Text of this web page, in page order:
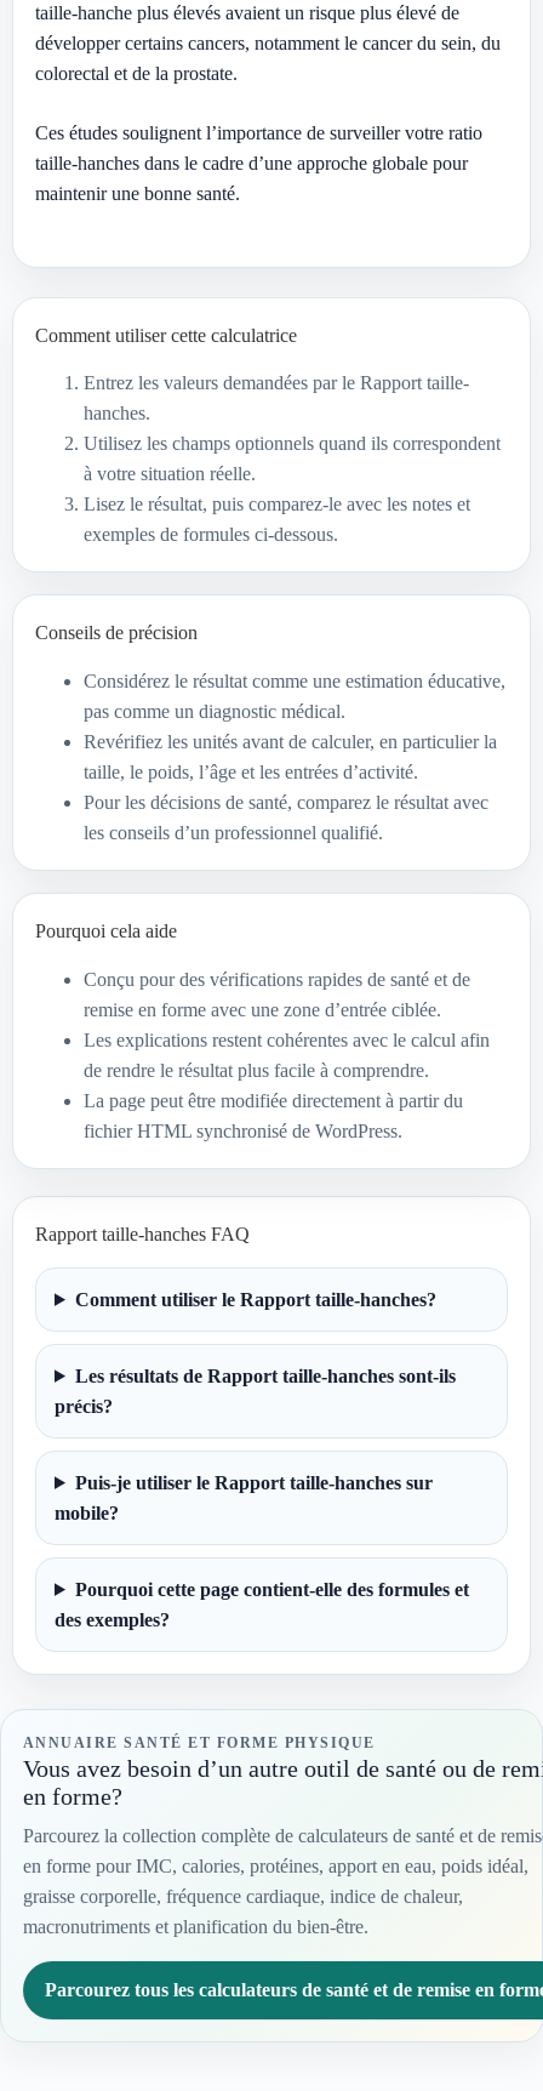
taille-hanche plus élevés avaient un risque plus élevé de
développer certains cancers, notamment le cancer du sein, du
colorectal et de la prostate.
Ces études soulignent l’importance de surveiller votre ratio
taille-hanches dans le cadre d’une approche globale pour
maintenir une bonne santé.
Comment utiliser cette calculatrice
Entrez les valeurs demandées par le Rapport taille-
hanches.
Utilisez les champs optionnels quand ils correspondent
à votre situation réelle.
Lisez le résultat, puis comparez-le avec les notes et
exemples de formules ci-dessous.
Conseils de précision
Considérez le résultat comme une estimation éducative,
pas comme un diagnostic médical.
Revérifiez les unités avant de calculer, en particulier la
taille, le poids, l’âge et les entrées d’activité.
Pour les décisions de santé, comparez le résultat avec
les conseils d’un professionnel qualifié.
Pourquoi cela aide
Conçu pour des vérifications rapides de santé et de
remise en forme avec une zone d’entrée ciblée.
Les explications restent cohérentes avec le calcul afin
de rendre le résultat plus facile à comprendre.
La page peut être modifiée directement à partir du
fichier HTML synchronisé de WordPress.
Rapport taille-hanches FAQ
Comment utiliser le Rapport taille-hanches?
Les résultats de Rapport taille-hanches sont-ils
précis?
Puis-je utiliser le Rapport taille-hanches sur
mobile?
Pourquoi cette page contient-elle des formules et
des exemples?
ANNUAIRE SANTÉ ET FORME PHYSIQUE
Vous avez besoin d’un autre outil de santé ou de
en forme?
Parcourez la collection complète de calculateurs de santé et de
en forme pour IMC, calories, protéines, apport en eau, poids idéal,
graisse corporelle, fréquence cardiaque, indice de chaleur,
macronutriments et planification du bien-être.
Parcourez tous les calculateurs de santé et de remise en